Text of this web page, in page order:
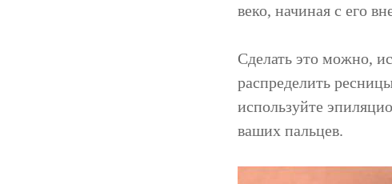
веко, начиная с его
Сделать это можно,
распределить
используйте
ваших пальцев.